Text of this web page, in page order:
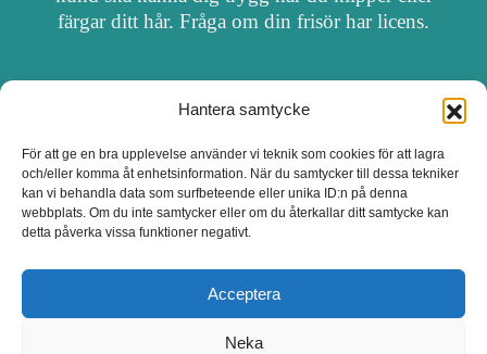
Hantera samtycke
För att ge en bra upplevelse använder vi teknik som cookies för att lagra
och/eller komma åt enhetsinformation. När du samtycker till dessa tekniker
kan vi behandla data som surfbeteende eller unika ID:n på denna
webbplats. Om du inte samtycker eller om du återkallar ditt samtycke kan
detta påverka vissa funktioner negativt.
Acceptera
Neka
färgar ditt hår. Fråga om din frisör har licens.
OM FRISÖRSÖK
UPPDATERA SALONG